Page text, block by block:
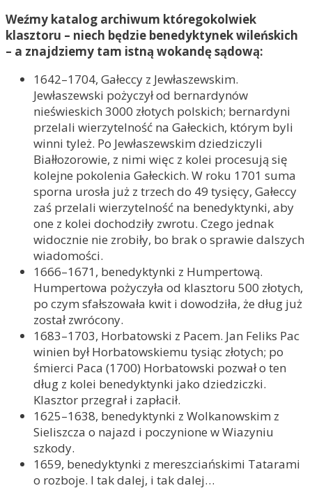
Weźmy katalog archiwum któregokolwiek
klasztoru – niech będzie benedyktynek wileńskich
– a znajdziemy tam istną wokandę sądową:
1642–1704, Gałeccy z Jewłaszewskim.
Jewłaszewski pożyczył od bernardynów
nieświeskich 3000 złotych polskich; bernardyni
przelali wierzytelność na Gałeckich, którym byli
winni tyleż. Po Jewłaszewskim dziedziczyli
Białłozorowie, z nimi więc z kolei procesują się
kolejne pokolenia Gałeckich. W roku 1701 suma
sporna urosła już z trzech do 49 tysięcy, Gałeccy
zaś przelali wierzytelność na benedyktynki, aby
one z kolei dochodziły zwrotu. Czego jednak
widocznie nie zrobiły, bo brak o sprawie dalszych
wiadomości.
1666–1671, benedyktynki z Humpertową.
Humpertowa pożyczyła od klasztoru 500 złotych,
po czym sfałszowała kwit i dowodziła, że dług już
został zwrócony.
1683–1703, Horbatowski z Pacem. Jan Feliks Pac
winien był Horbatowskiemu tysiąc złotych; po
śmierci Paca (1700) Horbatowski pozwał o ten
dług z kolei benedyktynki jako dziedziczki.
Klasztor przegrał i zapłacił.
1625–1638, benedyktynki z Wolkanowskim z
Sieliszcza o najazd i poczynione w Wiazyniu
szkody.
1659, benedyktynki z mereszciańskimi Tatarami
o rozboje. I tak dalej, i tak dalej…